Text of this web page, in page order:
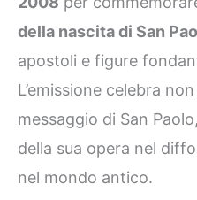
della nascita di San
apostoli e figure
L’emissione celebra
messaggio di San
della sua opera nel
nel mondo antico.